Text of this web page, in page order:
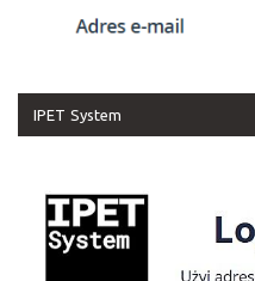
IPET System